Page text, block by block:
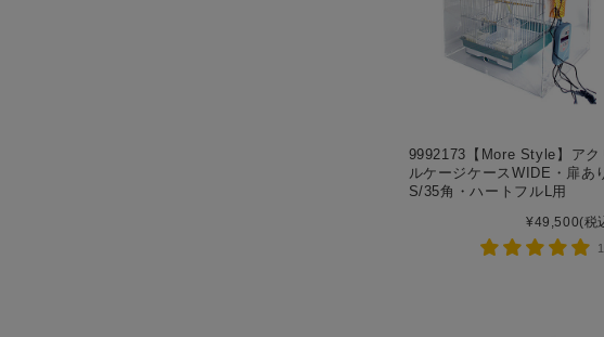
9992173【More Style】アク
ルケージケースWIDE・扉あ
S/35角・ハートフルL用
¥49,500(税